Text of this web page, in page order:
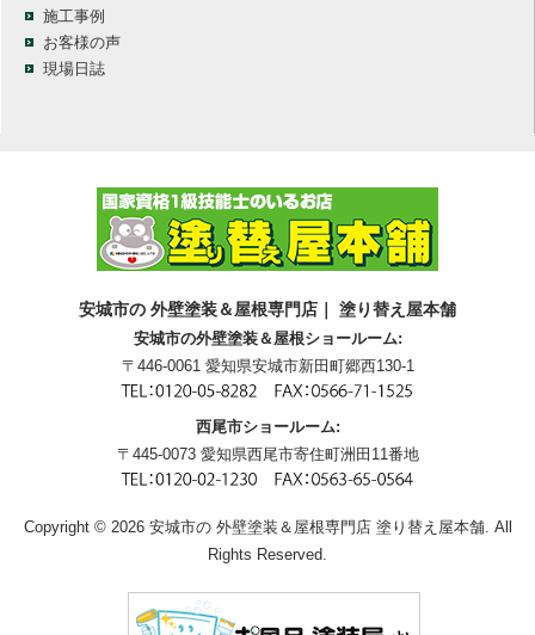
施工事例
お客様の声
現場日誌
安城市の 外壁塗装＆屋根専門店｜ 塗り替え屋本舗
安城市の外壁塗装＆屋根ショールーム:
〒446-0061 愛知県安城市新田町郷西130-1
西尾市ショールーム:
〒445-0073 愛知県西尾市寄住町洲田11番地
Copyright © 2026 安城市の 外壁塗装＆屋根専門店 塗り替え屋本舗. All
Rights Reserved.